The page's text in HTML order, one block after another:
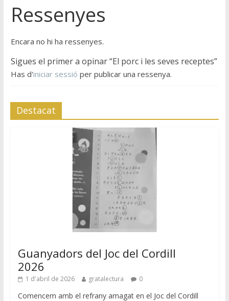
Ressenyes
Encara no hi ha ressenyes.
Sigues el primer a opinar “El porc i les seves receptes”
Has d'iniciar sessió per publicar una ressenya.
Destacat
Guanyadors del Joc del Cordill
2026
1 d'abril de 2026 gratalectura 0
Comencem amb el refrany amagat en el Joc del Cordill